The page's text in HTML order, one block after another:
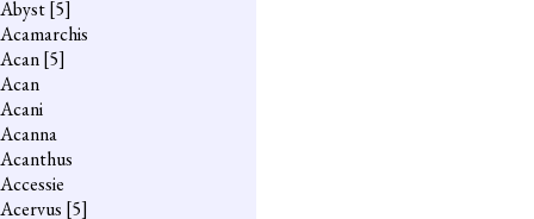
Abyst[5]
Acamarchis
Acan[5]
Acan
Acani
Acanna
Acanthus
Accessie
Acervus [5]